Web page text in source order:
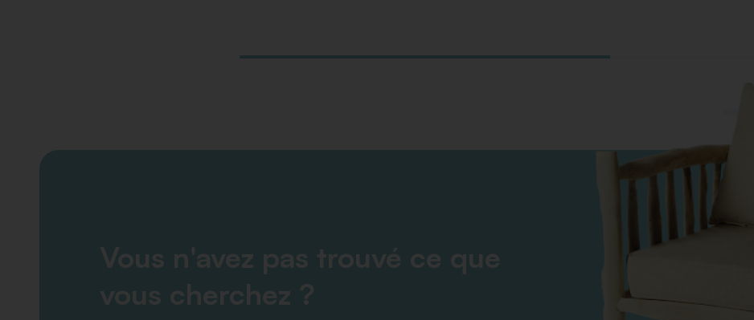
Vous n'avez pas trouvé ce que
vous cherchez ?